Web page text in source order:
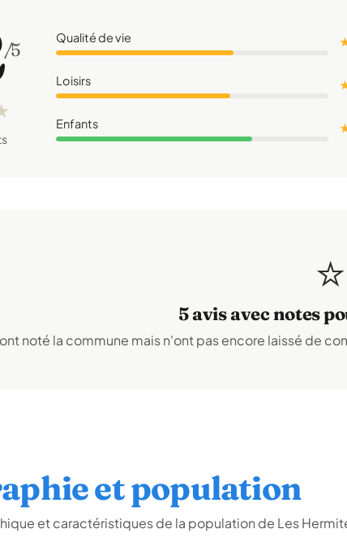
/5
Qualité de vie
Loisirs
Enfants
⭐
5 avis avec notes
noté la commune mais n'ont pas encore laissé de
et population
et caractéristiques de la population de Les